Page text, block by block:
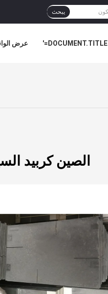
يبحث
عرض DOCUMENT.TITLE='
الصين كربيد